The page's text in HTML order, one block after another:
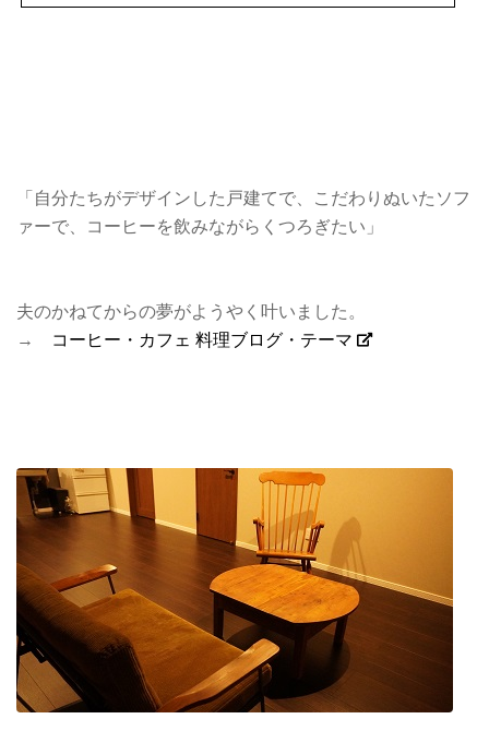
「自分たちがデザインした戸建てで、こだわりぬいたソフ
ァーで、コーヒーを飲みながらくつろぎたい」
夫のかねてからの夢がようやく叶いました。
→
コーヒー・カフェ 料理ブログ・テーマ